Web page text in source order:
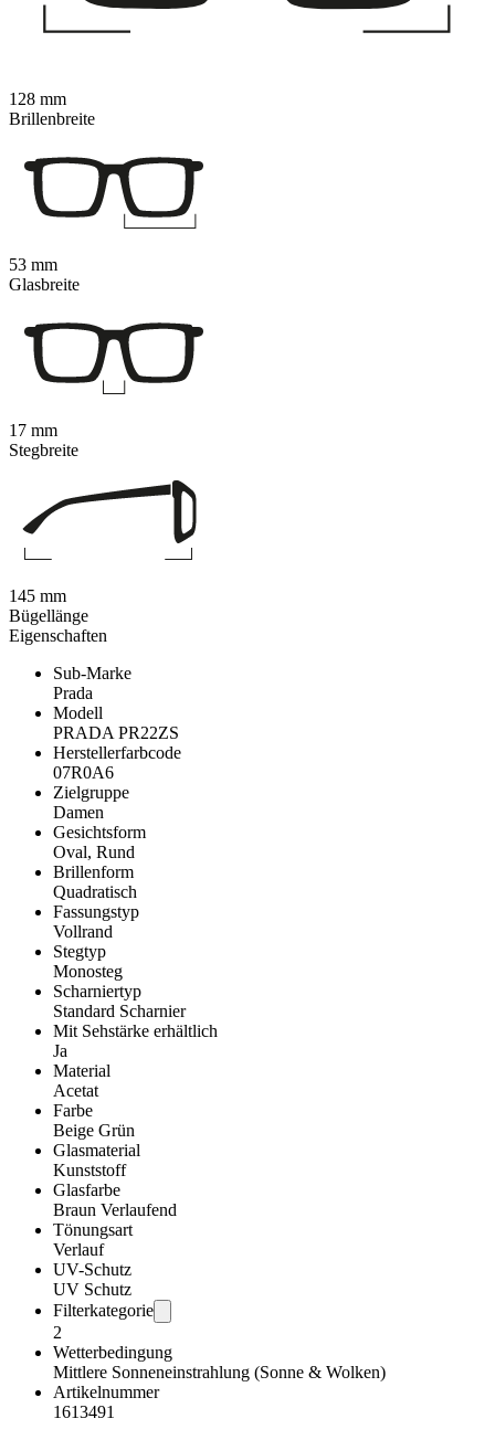
Eigenschaften
Sub-Marke
Prada
Modell
PRADA PR22ZS
Herstellerfarbcode
07R0A6
Zielgruppe
Damen
Gesichtsform
Oval, Rund
Brillenform
Quadratisch
Fassungstyp
Vollrand
Stegtyp
Monosteg
Scharniertyp
Standard Scharnier
Mit Sehstärke erhältlich
Ja
Material
Acetat
Farbe
Beige Grün
Glasmaterial
Kunststoff
Glasfarbe
Braun Verlaufend
Tönungsart
Verlauf
UV-Schutz
UV Schutz
Filterkategorie
2
Wetterbedingung
Mittlere Sonneneinstrahlung (Sonne & Wolken)
Artikelnummer
1613491
128 mm
Brillenbreite
53 mm
Glasbreite
17 mm
Stegbreite
145 mm
Bügellänge